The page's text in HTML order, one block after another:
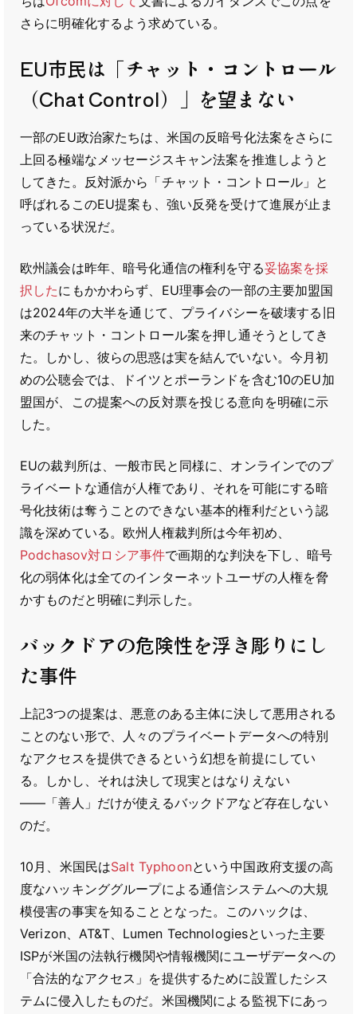
さらに明確化するよう求めている。
EU市民は「チャット・コントロール
（Chat Control）」を望まない
一部のEU政治家たちは、米国の反暗号化法案をさらに
上回る極端なメッセージスキャン法案を推進しようと
してきた。反対派から「チャット・コントロール」と
呼ばれるこのEU提案も、強い反発を受けて進展が止ま
っている状況だ。
欧州議会は昨年、暗号化通信の権利を守る妥協案を採
択したにもかかわらず、EU理事会の一部の主要加盟国
は2024年の大半を通じて、プライバシーを破壊する旧
来のチャット・コントロール案を押し通そうとしてき
た。しかし、彼らの思惑は実を結んでいない。今月初
めの公聴会では、ドイツとポーランドを含む10のEU加
盟国が、この提案への反対票を投じる意向を明確に示
した。
EUの裁判所は、一般市民と同様に、オンラインでのプ
ライベートな通信が人権であり、それを可能にする暗
号化技術は奪うことのできない基本的権利だという認
識を深めている。欧州人権裁判所は今年初め、
Podchasov対ロシア事件で画期的な判決を下し、暗号
化の弱体化は全てのインターネットユーザの人権を脅
かすものだと明確に判示した。
バックドアの危険性を浮き彫りにし
た事件
上記3つの提案は、悪意のある主体に決して悪用される
ことのない形で、人々のプライベートデータへの特別
なアクセスを提供できるという幻想を前提にしてい
る。しかし、それは決して現実とはなりえない
――「善人」だけが使えるバックドアなど存在しない
のだ。
10月、米国民はSalt Typhoonという中国政府支援の高
度なハッキンググループによる通信システムへの大規
模侵害の事実を知ることとなった。このハックは、
Verizon、AT&T、Lumen Technologiesといった主要
ISPが米国の法執行機関や情報機関にユーザデータへの
「合法的なアクセス」を提供するために設置したシス
テムに侵入したものだ。米国機関による監視下にあっ